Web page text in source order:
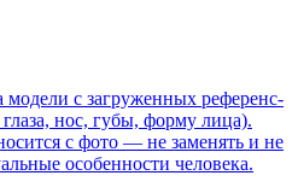
с загруженных референс-
нос, губы, форму лица).
с фото — не заменять и не
особенности человека.